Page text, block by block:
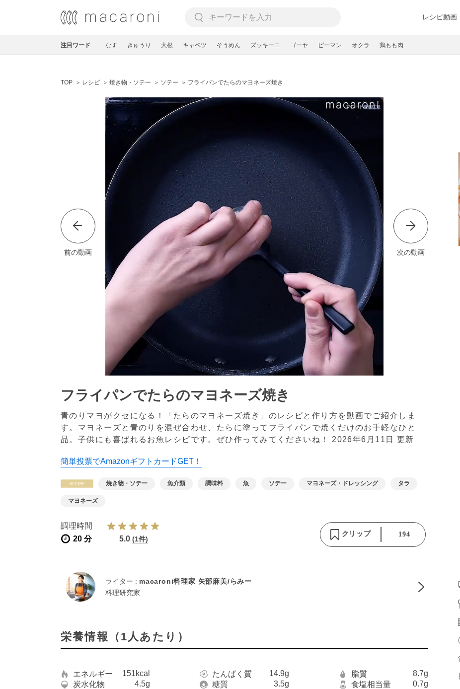
レシピ動画
注目ワード なす きゅうり 大根 キャベツ そうめん ズッキーニ ゴーヤ ピーマン オクラ 鶏もも肉
TOP レシピ 焼き物・ソテー ソテー フライパンでたらのマヨネーズ焼き
前の動画 次の動画
フライパンでたらのマヨネーズ焼き
青のりマヨがクセになる！「たらのマヨネーズ焼き」のレシピと作り方を動画でご紹介しま
す。マヨネーズと青のりを混ぜ合わせ、たらに塗ってフライパンで焼くだけのお手軽なひと
品。子供にも喜ばれるお魚レシピです。ぜひ作ってみてくださいね！ 2026年6月11日 更新
簡単投票でAmazonギフトカードGET！
焼き物・ソテー 魚介類 調味料 魚 ソテー マヨネーズ・ドレッシング タラ
マヨネーズ
調理時間
20 分
5.0 (1件)
クリップ 194
ライター : macaroni料理家 矢部麻美/らみー
料理研究家
栄養情報（1人あたり）
エネルギー 151kcal たんぱく質 14.9g 脂質
8.7g
炭水化物
4.5g 糖質 3.5g 食塩相当量 0.7g